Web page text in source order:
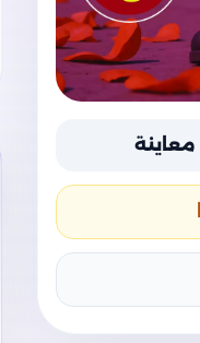
معاينة